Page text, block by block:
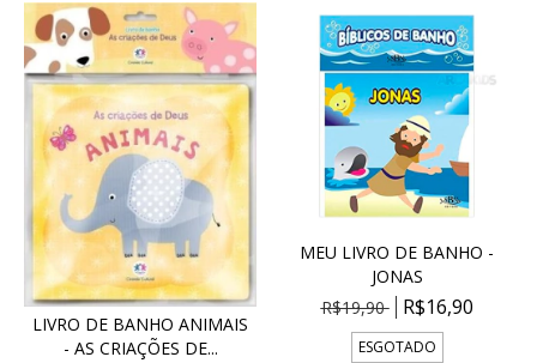
LIVRO DE BANHO ANIMAIS
- AS CRIAÇÕES DE...
MEU LIVRO DE BANHO -
JONAS
R$19,90
R$16,90
ESGOTADO